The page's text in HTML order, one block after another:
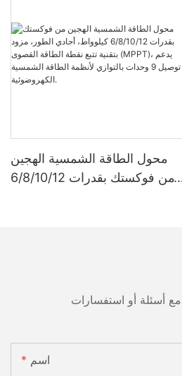
محول الطاقة الشمسية الهجين
من فوكستك بقدرات 6/8/10/12
اسم